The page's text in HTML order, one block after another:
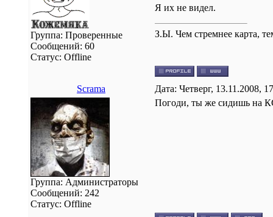
Группа: Проверенные
Сообщений: 60
Статус: Offline
Я их не видел.
З.Ы. Чем стремнее карта,
Scrama Дата: Четверг, 13.11.2008,
Группа: Администраторы
Сообщений: 242
Статус: Offline
Погоди, ты же сидишь на